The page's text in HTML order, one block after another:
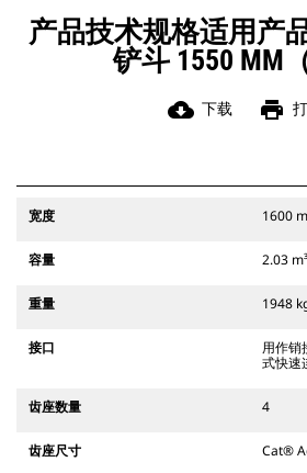
带式挖掘机和
此外，还提供
与 CW 专用连接
用固定式快速
用连接器采用
终稳固地连接附
产品技术规格适用产
铲斗 1550 MM（
cloud_download 下载 print
宽度 1600
容量 2.03 m³
重量 1948
接口
用作销
式快速
齿座数量 4
齿座尺寸 Cat®